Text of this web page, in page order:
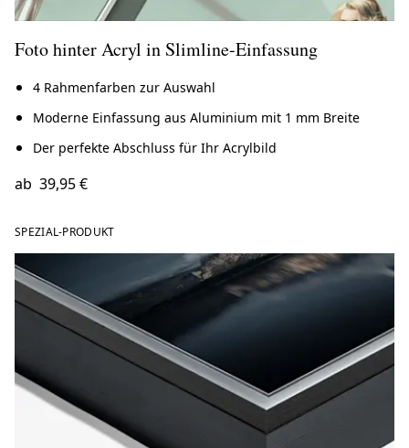
Foto hinter Acryl in Slimline-Einfassung
4 Rahmenfarben zur Auswahl
Moderne Einfassung aus Aluminium mit 1 mm Breite
Der perfekte Abschluss für Ihr Acrylbild
ab 39,95 €
SPEZIAL-PRODUKT